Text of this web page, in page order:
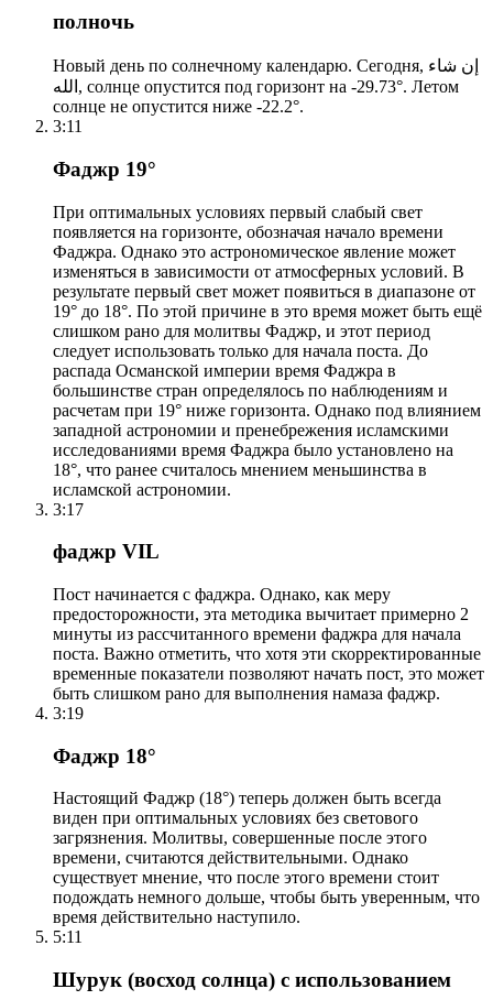
полночь
Новый день по солнечному календарю. Сегодня, إن شاء
الله, солнце опустится под горизонт на -29.73°. Летом
солнце не опустится ниже -22.2°.
3:11
Фаджр 19°
При оптимальных условиях первый слабый свет
появляется на горизонте, обозначая начало времени
Фаджра. Однако это астрономическое явление может
изменяться в зависимости от атмосферных условий. В
результате первый свет может появиться в диапазоне от
19° до 18°. По этой причине в это время может быть ещё
слишком рано для молитвы Фаджр, и этот период
следует использовать только для начала поста. До
распада Османской империи время Фаджра в
большинстве стран определялось по наблюдениям и
расчетам при 19° ниже горизонта. Однако под влиянием
западной астрономии и пренебрежения исламскими
исследованиями время Фаджра было установлено на
18°, что ранее считалось мнением меньшинства в
исламской астрономии.
3:17
фаджр VIL
Пост начинается с фаджра. Однако, как меру
предосторожности, эта методика вычитает примерно 2
минуты из рассчитанного времени фаджра для начала
поста. Важно отметить, что хотя эти скорректированные
временные показатели позволяют начать пост, это может
быть слишком рано для выполнения намаза фаджр.
3:19
Фаджр 18°
Настоящий Фаджр (18°) теперь должен быть всегда
виден при оптимальных условиях без светового
загрязнения. Молитвы, совершенные после этого
времени, считаются действительными. Однако
существует мнение, что после этого времени стоит
подождать немного дольше, чтобы быть уверенным, что
время действительно наступило.
5:11
Шурук (восход солнца) с использованием